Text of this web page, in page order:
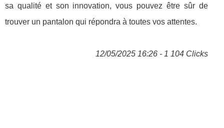
sa qualité et son innovation, vous pouvez être sûr de
trouver un pantalon qui répondra à toutes vos attentes.
12/05/2025 16:26 - 1 104 Clicks